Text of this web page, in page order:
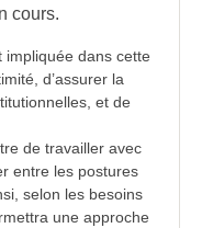
cours.
impliquée dans cette
d’assurer la
et de
de travailler avec
entre les postures
selon les besoins
une approche